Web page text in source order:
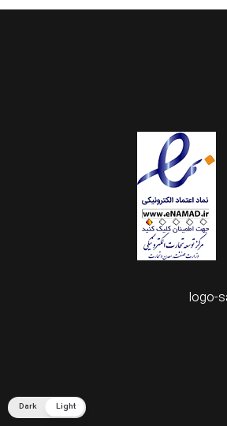
Light
Dark